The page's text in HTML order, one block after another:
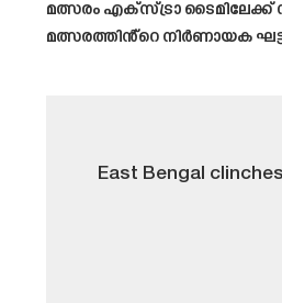
മത്സരം എക്സ്ട്രാ ടൈമിലേക്ക്
മത്സരത്തിൻ്റെ നിർണായക
East Bengal